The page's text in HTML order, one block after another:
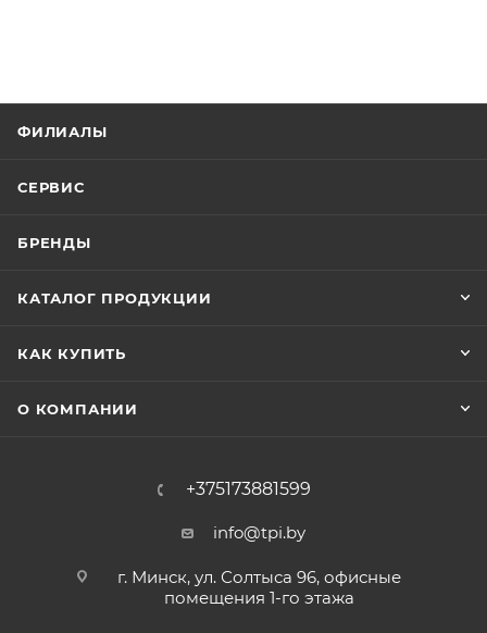
ФИЛИАЛЫ
СЕРВИС
БРЕНДЫ
КАТАЛОГ ПРОДУКЦИИ
КАК КУПИТЬ
О КОМПАНИИ
+375173881599
info@tpi.by
г. Минск, ул. Солтыса 96, офисные
помещения 1-го этажа